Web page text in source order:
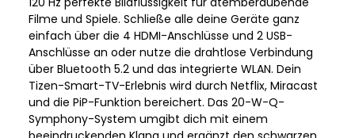
Filme und Spiele. Schließe alle deine Geräte ganz
einfach über die 4 HDMI-Anschlüsse und 2 USB-
Anschlüsse an oder nutze die drahtlose Verbindung
über Bluetooth 5.2 und das integrierte WLAN. Dein
Tizen-Smart-TV-Erlebnis wird durch Netflix, Miracast
und die PiP-Funktion bereichert. Das 20-W-Q-
Symphony-System umgibt dich mit einem